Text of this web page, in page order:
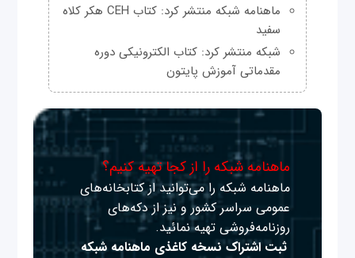
ماهنامه شبکه منتشر کرد: کتاب CEH هکر کلاه
سفید
شبکه منتشر کرد: کتاب الکترونیکی دوره
مقدماتی آموزش پایتون
ماهنامه شبکه را از کجا تهیه کنیم؟
ماهنامه شبکه را می‌توانید از کتابخانه‌های
عمومی سراسر کشور و نیز از دکه‌های
روزنامه‌فروشی تهیه نمائید.
ثبت اشتراک نسخه کاغذی ماهنامه شبکه